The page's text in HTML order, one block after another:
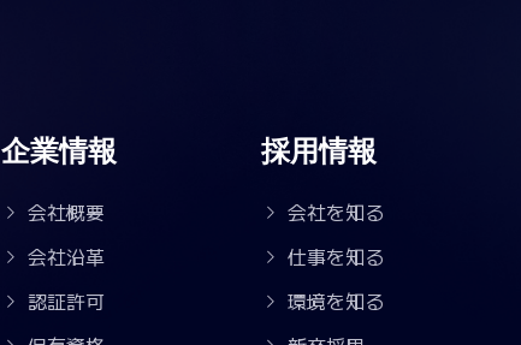
企業情報
会社概要
会社沿革
認証許可
採用情報
会社を知る
仕事を知る
環境を知る